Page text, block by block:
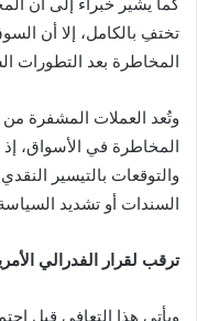
تختفِ بالكامل، إلا أن
المخاطرة بعد التطورات
وتُعد العملات المشفرة
المخاطرة في الأسواق،
والتوقعات بالتيسير
السندات أو تشديد
ترقب لقرار الفدرالي
ويأتي هذا التعافي قبل